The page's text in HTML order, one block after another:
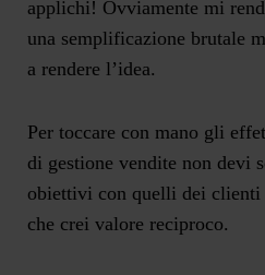
applichi! Ovviamente mi
una semplificazione brutale
a rendere l’idea.
Per toccare con mano gli
di gestione vendite non devi
obiettivi con quelli dei clienti
che crei valore reciproco.